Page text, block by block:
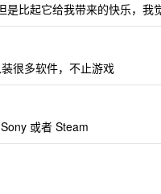
比起它给我带来的快乐，我
很多软件，不止游戏
或者 Steam